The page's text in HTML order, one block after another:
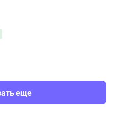
еще